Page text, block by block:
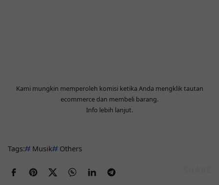
Kami mungkin memperoleh komisi ketika Anda mengklik tautan
ecommerce dan membeli barang.
Info lebih lanjut.
Tags: Musik Others